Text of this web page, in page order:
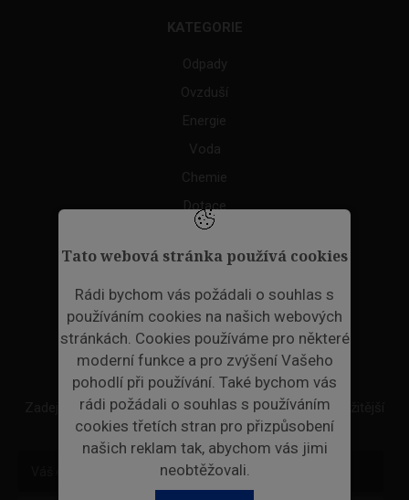
Tato webová stránka používá cookies
Rádi bychom vás požádali o souhlas s
používáním cookies na našich webových
stránkách. Cookies používáme pro některé
moderní funkce a pro zvýšení Vašeho
pohodlí při používání. Také bychom vás
rádi požádali o souhlas s používáním
cookies třetích stran pro přizpůsobení
našich reklam tak, abychom vás jimi
neobtěžovali.
KATEGORIE
Odpady
Ovzduší
Energie
Voda
Chemie
Dotace
Akce
ODPADNÍ PLASTY
NEWSLETTER
Zadejte váš email a my Vám budeme zasílat ty nejdůležitější
informace, maximálně 1x týdně.